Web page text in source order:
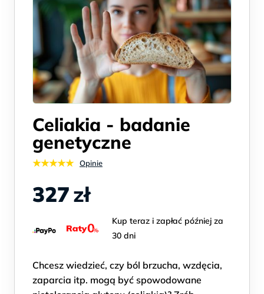
Celiakia - badanie
genetyczne
★★★★★ Opinie
327zł
Kup teraz i zapłać później za
30 dni
Chcesz wiedzieć, czy ból brzucha, wzdęcia,
zaparcia itp. mogą być spowodowane